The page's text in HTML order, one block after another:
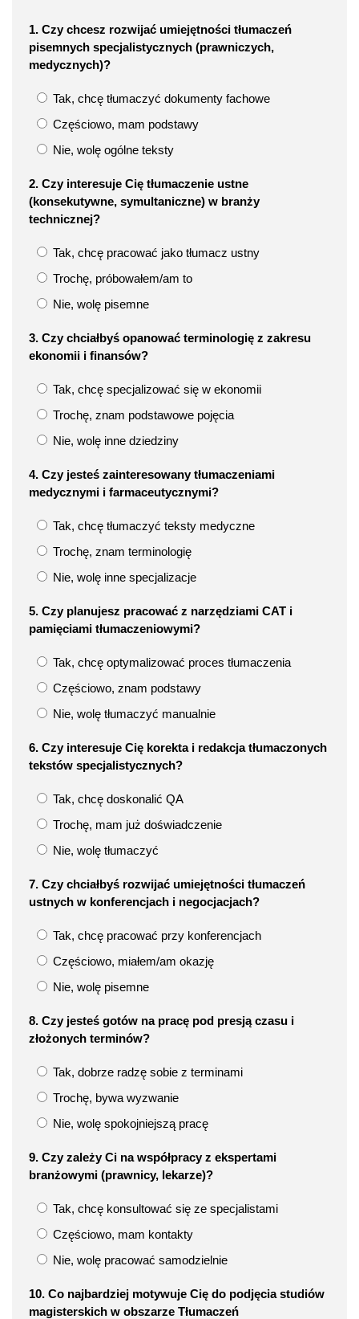
1. Czy chcesz rozwijać umiejętności tłumaczeń
pisemnych specjalistycznych (prawniczych,
medycznych)?
Tak, chcę tłumaczyć dokumenty fachowe
Częściowo, mam podstawy
Nie, wolę ogólne teksty
2. Czy interesuje Cię tłumaczenie ustne
(konsekutywne, symultaniczne) w branży
technicznej?
Tak, chcę pracować jako tłumacz ustny
Trochę, próbowałem/am to
Nie, wolę pisemne
3. Czy chciałbyś opanować terminologię z zakresu
ekonomii i finansów?
Tak, chcę specjalizować się w ekonomii
Trochę, znam podstawowe pojęcia
Nie, wolę inne dziedziny
4. Czy jesteś zainteresowany tłumaczeniami
medycznymi i farmaceutycznymi?
Tak, chcę tłumaczyć teksty medyczne
Trochę, znam terminologię
Nie, wolę inne specjalizacje
5. Czy planujesz pracować z narzędziami CAT i
pamięciami tłumaczeniowymi?
Tak, chcę optymalizować proces tłumaczenia
Częściowo, znam podstawy
Nie, wolę tłumaczyć manualnie
6. Czy interesuje Cię korekta i redakcja tłumaczonych
tekstów specjalistycznych?
Tak, chcę doskonalić QA
Trochę, mam już doświadczenie
Nie, wolę tłumaczyć
7. Czy chciałbyś rozwijać umiejętności tłumaczeń
ustnych w konferencjach i negocjacjach?
Tak, chcę pracować przy konferencjach
Częściowo, miałem/am okazję
Nie, wolę pisemne
8. Czy jesteś gotów na pracę pod presją czasu i
złożonych terminów?
Tak, dobrze radzę sobie z terminami
Trochę, bywa wyzwanie
Nie, wolę spokojniejszą pracę
9. Czy zależy Ci na współpracy z ekspertami
branżowymi (prawnicy, lekarze)?
Tak, chcę konsultować się ze specjalistami
Częściowo, mam kontakty
Nie, wolę pracować samodzielnie
10. Co najbardziej motywuje Cię do podjęcia studiów
magisterskich w obszarze Tłumaczeń